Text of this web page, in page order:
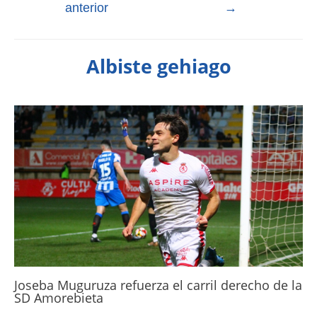
anterior
→
Albiste gehiago
Joseba Muguruza refuerza el carril derecho de la
SD Amorebieta